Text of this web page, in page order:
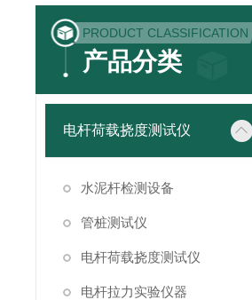
PRODUCT CLASSIFICATION
产品分类
电杆荷载挠度测试仪
水泥杆检测设备
管桩测试仪
电杆荷载挠度测试仪
电杆拉力实验仪器